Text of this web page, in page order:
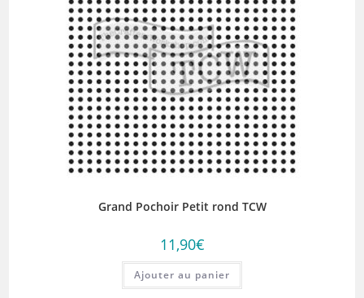
Grand Pochoir Petit rond TCW
11,90€
Ajouter au panier